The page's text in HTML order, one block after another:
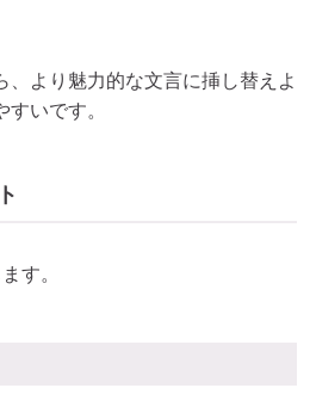
、より魅力的な文言に挿し替えよ
いです。
す。